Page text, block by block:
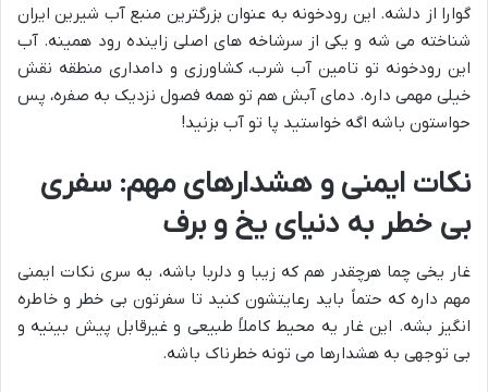
گوارا از دلشه. این رودخونه به عنوان بزرگترین منبع آب شیرین ایران
شناخته می شه و یکی از سرشاخه های اصلی زاینده رود همینه. آب
این رودخونه تو تامین آب شرب، کشاورزی و دامداری منطقه نقش
خیلی مهمی داره. دمای آبش هم تو همه فصول نزدیک به صفره، پس
حواستون باشه اگه خواستید پا تو آب بزنید!
نکات ایمنی و هشدارهای مهم: سفری
بی خطر به دنیای یخ و برف
غار یخی چما هرچقدر هم که زیبا و دلربا باشه، یه سری نکات ایمنی
مهم داره که حتماً باید رعایتشون کنید تا سفرتون بی خطر و خاطره
انگیز بشه. این غار یه محیط کاملاً طبیعی و غیرقابل پیش بینیه و
بی توجهی به هشدارها می تونه خطرناک باشه.